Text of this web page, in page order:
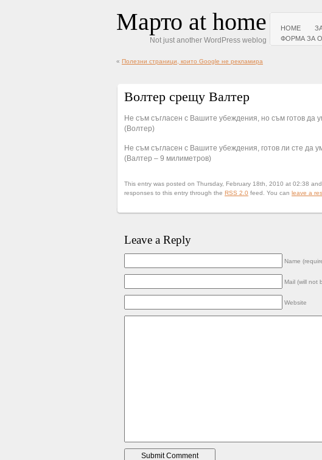
Марто at home
Not just another WordPress weblog
HOME
ФОРМА ЗА
« Полезни страници, които Google не рекламира
Волтер срещу Валтер
Не съм съгласен с Вашите убеждения, но съм готов да
(Волтер)
Не съм съгласен с Вашите убеждения, готов ли сте да
(Валтер – 9 милиметров)
This entry was posted on Thursday, February 18th, 2010 at 02:38
responses to this entry through the RSS 2.0 feed. You can leave a
Leave a Reply
Name
Mail (will not
Website